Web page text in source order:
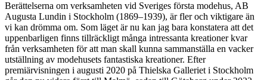
Berättelserna om verksamheten vid Sveriges första modehus, AB
Augusta Lundin i Stockholm (1869–1939), är fler och viktigare än
vi kan drömma om. Som läget är nu kan jag bara konstatera att det
uppenbarligen finns tillräckligt många intressanta kreationer kvar
från verksamheten för att man skall kunna sammanställa en vacker
utställning av modehusets fantastiska kreationer. Efter
premiärvisningen i augusti 2020 på Thielska Galleriet i Stockholm